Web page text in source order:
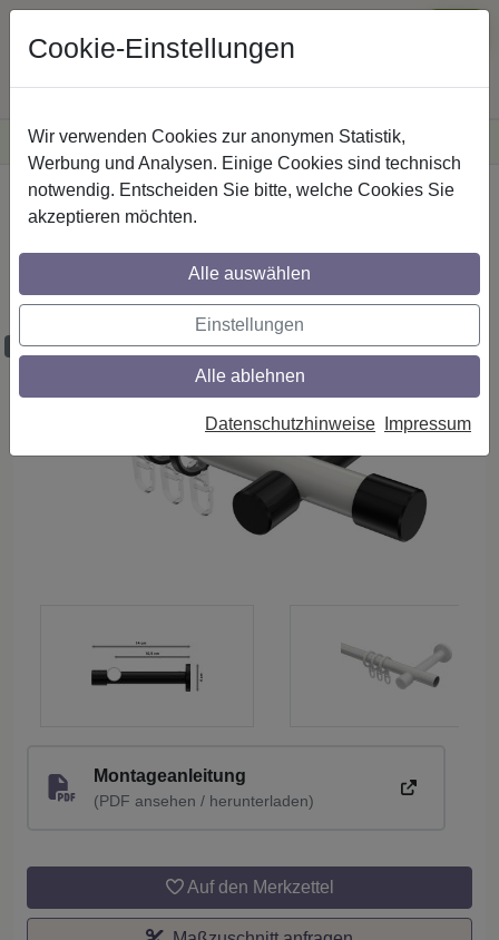
VersandkostenfreieLieferung innerhalb Deutschlands
Sichere Zahlung
Startseite Gardinenstangen Metall
1-läufig, Modell PRESTIGE - Santo Weiß
/ Schwarz
Maßzuschnitt möglich
Montageanleitung
(PDF ansehen / herunterladen)
Auf den Merkzettel
Cookie-Einstellungen
Wir verwenden Cookies zur anonymen Statistik,
Werbung und Analysen. Einige Cookies sind technisch
notwendig. Entscheiden Sie bitte, welche Cookies Sie
akzeptieren möchten.
Alle auswählen
Einstellungen
Alle ablehnen
Datenschutzhinweise Impressum